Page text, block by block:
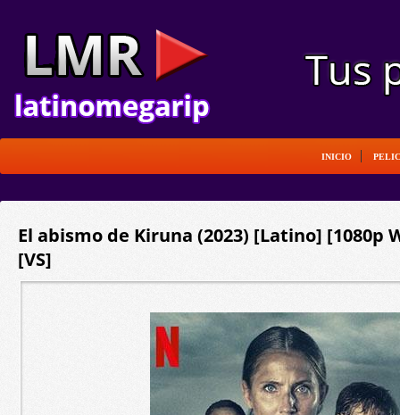
INICIO
El abismo de Kiruna (2023) [Latino] [1080p
[VS]